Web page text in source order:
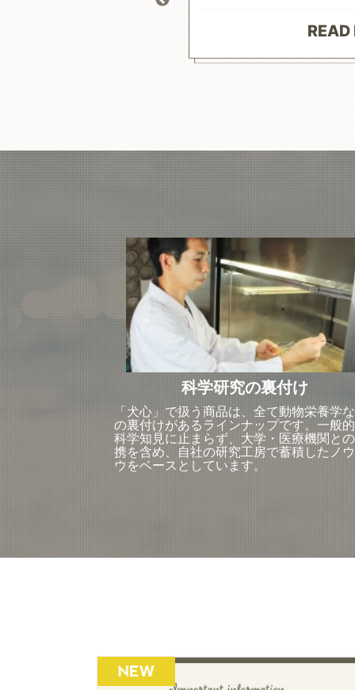
READ
科学研究の裏付け
「犬心」で扱う商品は、全て動物栄養学
の裏付けがあるラインナップです。一般
科学知見に止まらず、大学・医療機関と
携を含め、自社の研究工房で蓄積したノ
ウをベースとしています。